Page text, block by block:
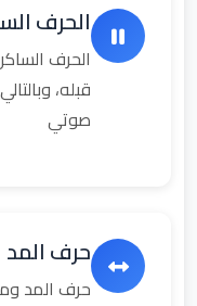
الحرف
الحرف
قبله،
صوتي
حرف المد
حرف المد